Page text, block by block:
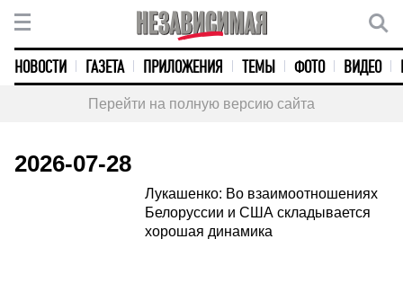
НОВОСТИ ГАЗЕТА ПРИЛОЖЕНИЯ ТЕМЫ ФОТО ВИДЕО
Перейти на полную версию сайта
2026-07-28
Лукашенко: Во взаимоотношениях
Белоруссии и США складывается
хорошая динамика